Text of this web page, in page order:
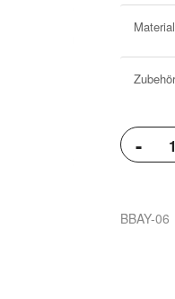
Material
Zubehör
-
BBAY-06